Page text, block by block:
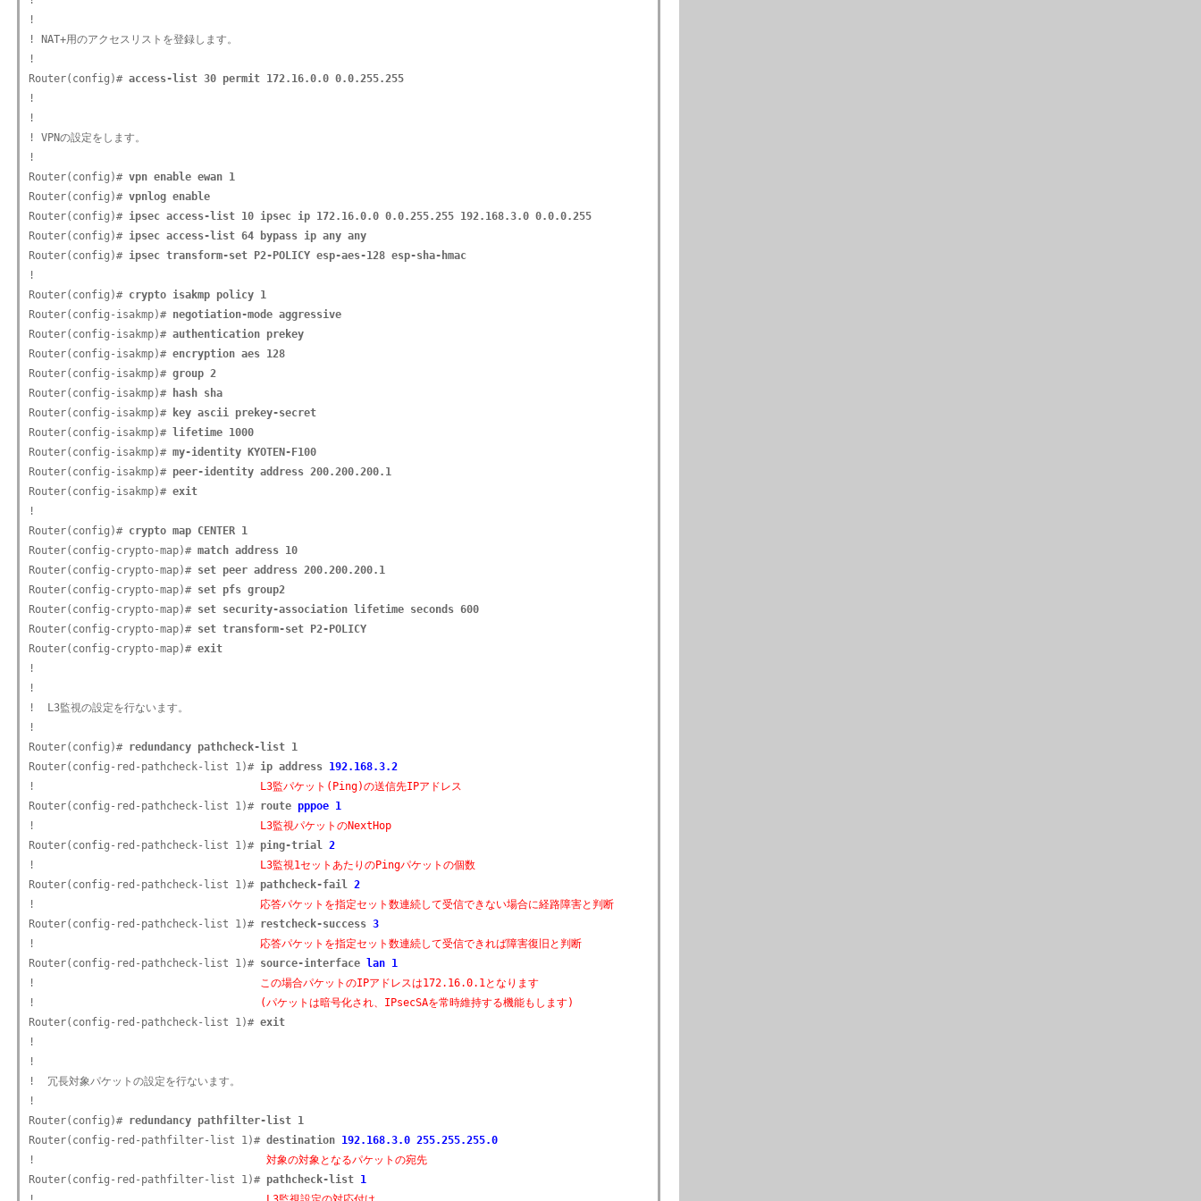
!
! NAT+用のアクセスリストを登録します。
!
Router(config)# access-list 30 permit 172.16.0.0 0.0.255.255
!
!
! VPNの設定をします。
!
Router(config)# vpn enable ewan 1
Router(config)# vpnlog enable
Router(config)# ipsec access-list 10 ipsec ip 172.16.0.0 0.0.255.255 192.168.3.0 0.0.0.255
Router(config)# ipsec access-list 64 bypass ip any any
Router(config)# ipsec transform-set P2-POLICY esp-aes-128 esp-sha-hmac
!
Router(config)# crypto isakmp policy 1
Router(config-isakmp)# negotiation-mode aggressive
Router(config-isakmp)# authentication prekey
Router(config-isakmp)# encryption aes 128
Router(config-isakmp)# group 2
Router(config-isakmp)# hash sha
Router(config-isakmp)# key ascii prekey-secret
Router(config-isakmp)# lifetime 1000
Router(config-isakmp)# my-identity KYOTEN-F100
Router(config-isakmp)# peer-identity address 200.200.200.1
Router(config-isakmp)# exit
!
Router(config)# crypto map CENTER 1
Router(config-crypto-map)# match address 10
Router(config-crypto-map)# set peer address 200.200.200.1
Router(config-crypto-map)# set pfs group2
Router(config-crypto-map)# set security-association lifetime seconds 600
Router(config-crypto-map)# set transform-set P2-POLICY
Router(config-crypto-map)# exit
!
!
!  L3監視の設定を行ないます。
!
Router(config)# redundancy pathcheck-list 1
Router(config-red-pathcheck-list 1)# ip address 192.168.3.2
!
L3監パケット(Ping)の送信先IPアドレス
Router(config-red-pathcheck-list 1)# route pppoe 1
!
L3監視パケットのNextHop
Router(config-red-pathcheck-list 1)# ping-trial 2
!
L3監視1セットあたりのPingパケットの個数
Router(config-red-pathcheck-list 1)# pathcheck-fail 2
! 応答パケットを指定セット数連続して受信できない場合に経路障害と判断
Router(config-red-pathcheck-list 1)# restcheck-success 3
! 応答パケットを指定セット数連続して受信できれば障害復旧と判断
Router(config-red-pathcheck-list 1)# source-interface
lan 1
! この場合パケットのIPアドレスは172.16.0.1となります
!
(パケットは暗号化され、IPsecSAを常時維持する機能もします)
Router(config-red-pathcheck-list 1)# exit
!
!
!  冗長対象パケットの設定を行ないます。
!
Router(config)# redundancy pathfilter-list 1
Router(config-red-pathfilter-list 1)# destination 192.168.3.0 255.255.255.0
! 対象の対象となるパケットの宛先
Router(config-red-pathfilter-list 1)# pathcheck-list 1